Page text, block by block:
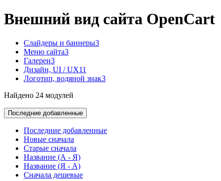
Внешний вид сайта OpenCart
Слайдеры и баннеры3
Меню сайта3
Галереи3
Дизайн, UI / UX11
Логотип, водяной знак3
Найдено 24 модулей
Последние добавленные
Последние добавленные
Новые сначала
Старые сначала
Название (А - Я)
Название (Я - А)
Сначала дешевые